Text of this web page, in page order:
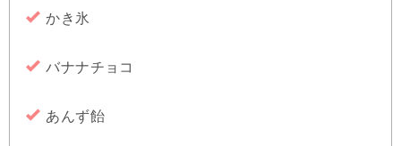
かき氷
バナナチョコ
あんず飴